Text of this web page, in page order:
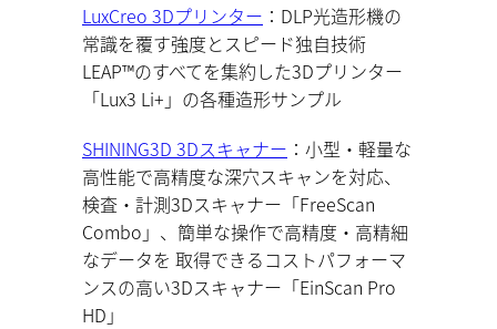
LuxCreo 3Dプリンター ： DLP光造形機の
常識を覆す強度とスピード独自技術
LEAP™のすべてを集約した3Dプリンター
「Lux3 Li+」の各種造形サンプル
SHINING3D 3Dスキャナー ：小型・軽量な
高性能で高精度な深穴スキャンを対応、
検査・計測3Dスキャナー「FreeScan
Combo」、簡単な操作で高精度・高精細
なデータを 取得できるコストパフォーマ
ンスの高い3Dスキャナー「EinScan Pro
HD」